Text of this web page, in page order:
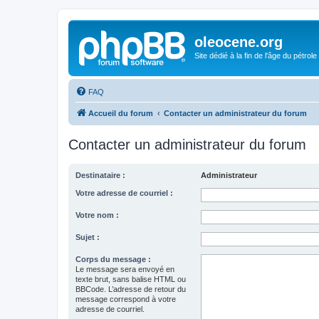
oleocene.org
Site dédié à la fin de l'âge du pétrole
FAQ
Accueil du forum Contacter un administrateur du forum
Contacter un administrateur du forum
Destinataire : Administrateur
Votre adresse de courriel :
Votre nom :
Sujet :
Corps du message :
Le message sera envoyé en
texte brut, sans balise HTML ou
BBCode. L’adresse de retour du
message correspond à votre
adresse de courriel.